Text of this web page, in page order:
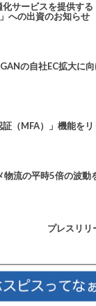
サービスを提供す
への出資のお知らせ
の自社EC拡大に
（MFA）」機能をリ
物流の平時5倍の波
プレスリリ